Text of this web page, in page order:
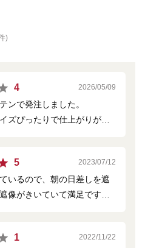
)
4 2026/05/09
ンで発注しました。
ズぴったりで仕上がりが美
たかな。
5 2023/07/12
いるので、朝の日差しを遮
像がきいていて満足です。
ました。今まで足りないこ
1 2022/11/22